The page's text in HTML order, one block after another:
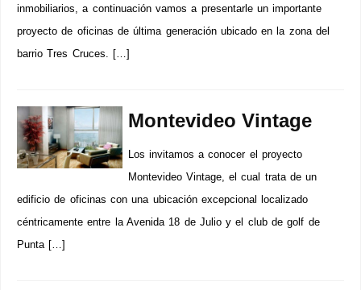
inmobiliarios, a continuación vamos a presentarle un importante
proyecto de oficinas de última generación ubicado en la zona del
barrio Tres Cruces. […]
Montevideo Vintage
Los invitamos a conocer el proyecto
Montevideo Vintage, el cual trata de un
edificio de oficinas con una ubicación excepcional localizado
céntricamente entre la Avenida 18 de Julio y el club de golf de
Punta […]